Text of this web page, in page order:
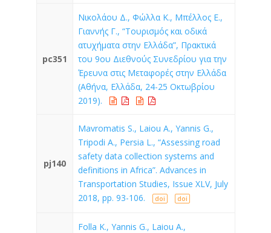
pc351
Νικολάου Δ., Φώλλα Κ., Μπέλλος Ε.,
Γιαννής Γ., “Τουρισμός και οδικά
ατυχήματα στην Ελλάδα”, Πρακτικά
του 9ου Διεθνούς Συνεδρίου για την
Έρευνα στις Μεταφορές στην Ελλάδα
(Αθήνα, Ελλάδα, 24-25 Οκτωβρίου
2019).
pj140
Mavromatis S., Laiou A., Yannis G.,
Tripodi A., Persia L., “Assessing road
safety data collection systems and
definitions in Africa”. Advances in
Transportation Studies, Issue XLV, July
2018, pp. 93-106.
doi doi
Folla K., Yannis G., Laiou A.,